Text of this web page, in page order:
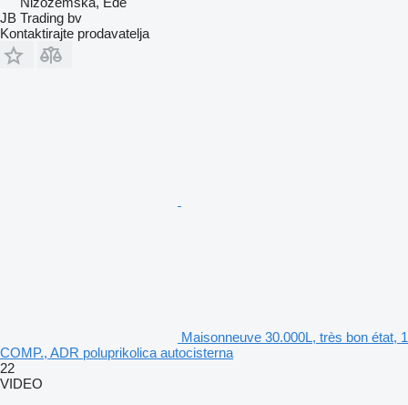
JB Trading bv
Kontaktirajte prodavatelja
Maisonneuve 30.000L, très bon état, 1
COMP., ADR poluprikolica autocisterna
22
VIDEO